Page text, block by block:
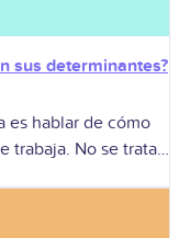
sus determinantes?
es hablar de cómo
trabaja. No se trata
reales